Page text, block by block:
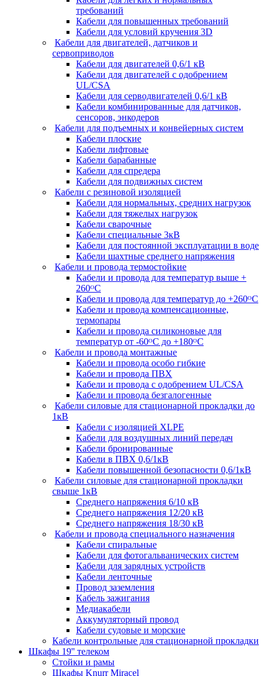
требований
Кабели для повышенных требований
Кабели для условий кручения 3D
Кабели для двигателей, датчиков и
сервоприводов
Кабели для двигателей 0,6/1 кВ
Кабели для двигателей с одобрением
UL/CSA
Кабели для серводвигателей 0,6/1 кВ
Кабели комбинированные для датчиков,
cенсоров, энкодеров
Кабели для подъемных и конвейерных систем
Кабели плоские
Кабели лифтовые
Кабели барабанные
Кабели для спредера
Кабели для подвижных систем
Кабели с резиновой изоляцией
Кабели для нормальных, средних нагрузок
Кабели для тяжелых нагрузок
Кабели сварочные
Кабели специальные 3кВ
Кабели для постоянной эксплуатации в воде
Кабели шахтные среднего напряжения
Кабели и провода термостойкие
Кабели и провода для температур выше +
260ᴼС
Кабели и провода для температур до +260ᴼС
Кабели и провода компенсационные,
термопары
Кабели и провода силиконовые для
температур от -60ᴼC до +180ᴼС
Кабели и провода монтажные
Кабели и провода особо гибкие
Кабели и провода ПВХ
Кабели и провода с одобрением UL/CSA
Кабели и провода безгалогенные
Кабели силовые для стационарной прокладки до
1кВ
Кабели c изоляцией XLPE
Кабели для воздушных линий передач
Кабели бронированные
Кабели в ПВХ 0,6/1кВ
Кабели повышенной безопасности 0,6/1кВ
Кабели силовые для стационарной прокладки
свыше 1кВ
Среднего напряжения 6/10 кВ
Среднего напряжения 12/20 кВ
Среднего напряжения 18/30 кВ
Кабели и провода специального назначения
Кабели спиральные
Кабели для фотогальванических систем
Кабели для зарядных устройств
Кабели ленточные
Провод заземления
Кабель зажигания
Медиакабели
Аккумуляторный провод
Кабели судовые и морские
Кабели контрольные для стационарной прокладки
Шкафы 19'' телеком
Стойки и рамы
Шкафы Knurr Miracel